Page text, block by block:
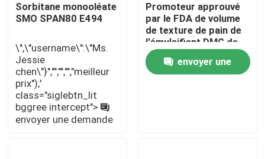
Produits
Vidéos
Sorbitane monooléate
SMO SPAN80 E494
\",\"username\":\"Ms.
Jessie
chen\"}","","","","meilleur
prix");'
class="siglebtn_lit
bggree intercept">
envoyer une demande
Promoteur approuvé
par le FDA de volume
de texture de pain de
l'émulsifiant DMG de
catégorie comestible
envoyer une